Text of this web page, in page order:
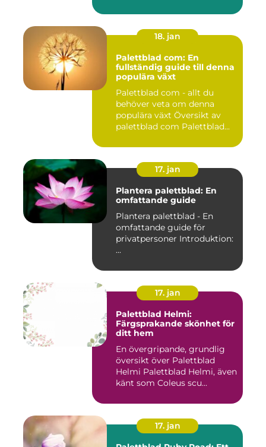
18. jan
Palettblad com: En
fullständig guide till denna
populära växt
Palettblad com - allt du
behöver veta om denna
populära växt Översikt av
palettblad com Palettblad...
17. jan
Plantera palettblad: En
omfattande guide
Plantera palettblad - En
omfattande guide för
privatpersoner Introduktion:
...
17. jan
Palettblad Helmi:
Färgsprakande skönhet för
ditt hem
En övergripande, grundlig
översikt över Palettblad
Helmi Palettblad Helmi, även
känt som Coleus scu...
17. jan